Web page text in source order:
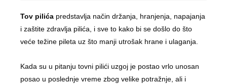
Tov pilića predstavlja način držanja, hranjenja, napajanja
i zaštite zdravlja pilića, i sve to kako bi se došlo do što
veće težine pileta uz što manji utrošak hrane i ulaganja.
Kada su u pitanju tovni pilići uzgoj je postao vrlo unosan
posao u poslednje vreme zbog velike potražnje, ali i